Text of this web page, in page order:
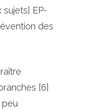
EP-
des
[6]
peu